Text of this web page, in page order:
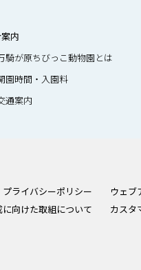
内
騎が原ちびっこ動物園とは
園時間・入園料
通案内
プライバシーポリシー ウェブ
に向けた取組について
カスタ